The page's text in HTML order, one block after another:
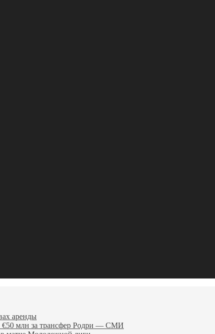
аренды
€50 млн за трансфер Родри — СМИ